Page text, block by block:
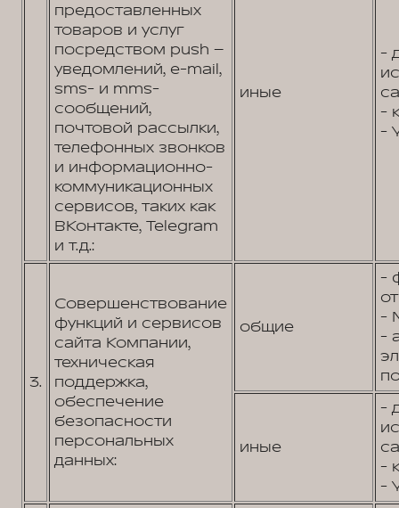
предоставленных
товаров и услуг
посредством push –
уведомлений, e-mail,
sms- и mms-
сообщений,
почтовой рассылки,
телефонных звонков
и информационно-
коммуникационных
сервисов, таких как
ВКонтакте, Telegram
и т.д.:
иные
-
-
-
3.
Совершенствование
функций и сервисов
сайта Компании,
техническая
поддержка,
обеспечение
безопасности
персональных
данных:
общие
-
-
-
иные
-
-
-